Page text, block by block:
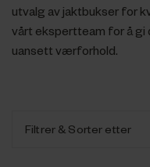
utvalg av jaktbukser for
vårt ekspertteam for å gi
uansett værforhold.
Filtrer & Sorter etter